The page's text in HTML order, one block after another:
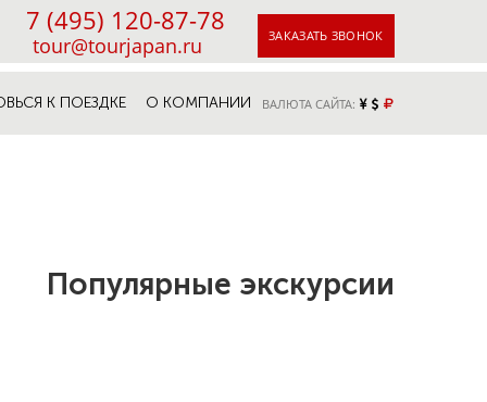
7 (495) 120-87-78
tour@tourjapan.ru ЗАКАЗАТЬ ЗВОНОК
К ПОЕЗДКЕ О КОМПАНИИ ВАЛЮТА САЙТА:
Популярные экскурсии